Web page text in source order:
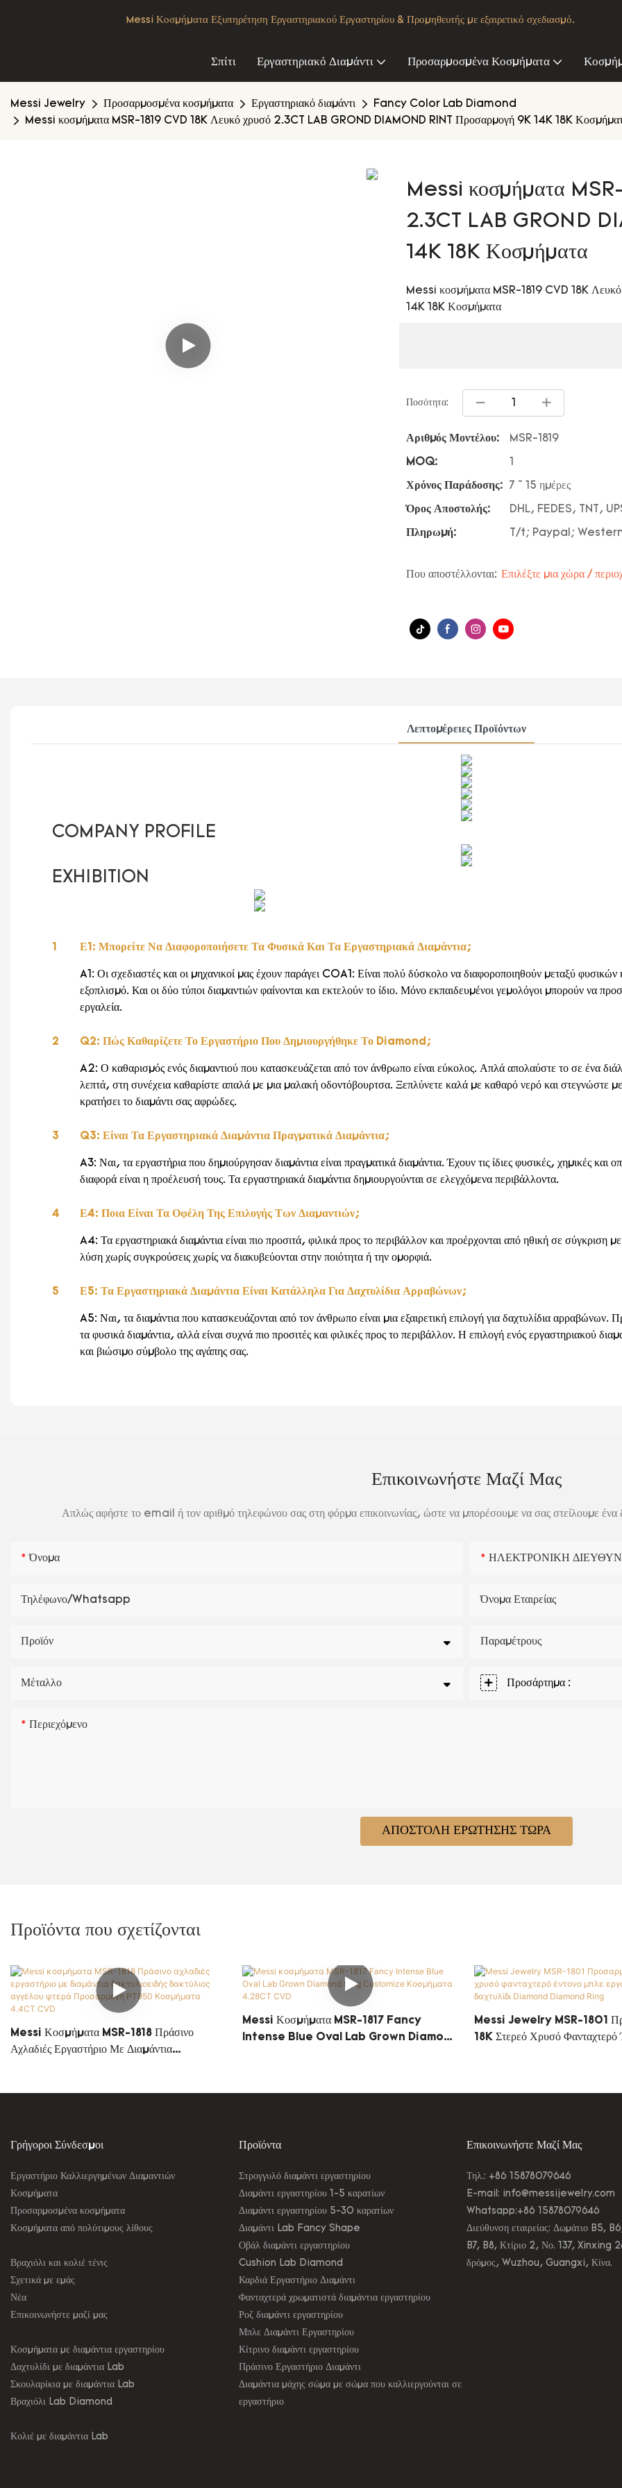
Messi Κοσμήματα Εξυπηρέτηση Εργαστηριακού Εργαστηρίου & Προμηθευτής με εξαιρετικό σχεδιασμό.
Σπίτι Εργαστηριακό Διαμάντι Προσαρμοσμένα Κοσμήματα
Messi Jewelry Προσαρμοσμένα κοσμήματα Εργαστηριακό διαμάντι
Fancy Color Lab Diamond
Messi κοσμήματα MSR-1819 CVD 18K Λευκό χρυσό 2.3CT LAB GROND DIAMOND RINT Προσαρμογή 9K 14K 18K
Messi κοσμήματα
2.3CT LAB GROND
14K 18K Κοσμήματα
Messi κοσμήματα MSR-1819 CVD 18K
14K 18K Κοσμήματα
Ποσότητα:
Αριθμός Μοντέλου: MSR-1819
MOQ: 1
Χρόνος Παράδοσης: 7 ~ 15 ημέρες
Όρος Αποστολής: DHL, FEDES, TNT,
Πληρωμή: T/t; Paypal;
Που αποστέλλονται: Επιλέξτε μια χώρα /
Λεπτομέρειες Προϊόντων
COMPANY PROFILE
EXHIBITION
1 Ε1: Μπορείτε Να Διαφοροποιήσετε Τα Φυσικά Και Τα Εργαστηριακά Διαμάντια;
A1: Οι σχεδιαστές και οι μηχανικοί μας έχουν παράγει COA1: Είναι πολύ δύσκολο να διαφοροποιηθούν μεταξύ φυσικών
εξοπλισμό. Και οι δύο τύποι διαμαντιών φαίνονται και εκτελούν το ίδιο. Μόνο εκπαιδευμένοι γεμολόγοι μπορούν να
εργαλεία.
2 Q2: Πώς Καθαρίζετε Το Εργαστήριο Που Δημιουργήθηκε Το Diamond;
A2: Ο καθαρισμός ενός διαμαντιού που κατασκευάζεται από τον άνθρωπο είναι εύκολος. Απλά απολαύστε το σε ένα
λεπτά, στη συνέχεια καθαρίστε απαλά με μια μαλακή οδοντόβουρτσα. Ξεπλύνετε καλά με καθαρό νερό και στεγνώστε
κρατήσει το διαμάντι σας αφρώδες.
3 Q3: Είναι Τα Εργαστηριακά Διαμάντια Πραγματικά Διαμάντια;
A3: Ναι, τα εργαστήρια που δημιούργησαν διαμάντια είναι πραγματικά διαμάντια. Έχουν τις ίδιες φυσικές, χημικές και
διαφορά είναι η προέλευσή τους. Τα εργαστηριακά διαμάντια δημιουργούνται σε ελεγχόμενα περιβάλλοντα.
4 Ε4: Ποια Είναι Τα Οφέλη Της Επιλογής Των Διαμαντιών;
A4: Τα εργαστηριακά διαμάντια είναι πιο προσιτά, φιλικά προς το περιβάλλον και προέρχονται από ηθική σε σύγκριση
λύση χωρίς συγκρούσεις χωρίς να διακυβεύονται στην ποιότητα ή την ομορφιά.
5 Ε5: Τα Εργαστηριακά Διαμάντια Είναι Κατάλληλα Για Δαχτυλίδια Αρραβώνων;
A5: Ναι, τα διαμάντια που κατασκευάζονται από τον άνθρωπο είναι μια εξαιρετική επιλογή για δαχτυλίδια αρραβώνων.
τα φυσικά διαμάντια, αλλά είναι συχνά πιο προσιτές και φιλικές προς το περιβάλλον. Η επιλογή ενός εργαστηριακού
και βιώσιμο σύμβολο της αγάπης σας.
Επικοινωνήστε Μαζί Μας
Απλώς αφήστε το email ή τον αριθμό τηλεφώνου σας στη φόρμα επικοινωνίας, ώστε να μπορέσουμε να σας στείλουμε
Όνομα ΗΛΕΚΤΡΟΝΙΚΗ
Τηλέφωνο/Whatsapp Όνομα Εταιρείας
Προϊόν Παραμέτρους
Μέταλλο Προσάρτημα :
Περιεχόμενο
ΑΠΟΣΤΟΛΉ ΕΡΏΤΗΣΗΣ ΤΏΡΑ
Προϊόντα που σχετίζονται
Messi Κοσμήματα MSR-1818 Πράσινο
Αχλαδιές Εργαστήριο Με Διαμάντια
Messi Κοσμήματα MSR-1817 Fancy
Intense Blue Oval Lab Grown Diamond
Messi Jewelry MSR-1801
18K Στερεό Χρυσό
Γρήγοροι Σύνδεσμοι
Εργαστήριο Καλλιεργημένων Διαμαντιών
Κοσμήματα
Προσαρμοσμένα κοσμήματα
Κοσμήματα από πολύτιμους λίθους
Βραχιόλι και κολιέ τένις
Σχετικά με εμάς
Νέα
Επικοινωνήστε μαζί μας
Κοσμήματα με διαμάντια εργαστηρίου
Δαχτυλίδι με διαμάντια Lab
Σκουλαρίκια με διαμάντια Lab
Βραχιόλι Lab Diamond
Κολιέ με διαμάντια Lab
Προϊόντα
Στρογγυλό διαμάντι εργαστηρίου
Διαμάντι εργαστηρίου 1-5 καρατίων
Διαμάντι εργαστηρίου 5-30 καρατίων
Διαμάντι Lab Fancy Shape
Οβάλ διαμάντι εργαστηρίου
Cushion Lab Diamond
Καρδιά Εργαστήριο Διαμάντι
Φανταχτερά χρωματιστά διαμάντια εργαστηρίου
Ροζ διαμάντι εργαστηρίου
Μπλε Διαμάντι Εργαστηρίου
Κίτρινο διαμάντι εργαστηρίου
Πράσινο Εργαστήριο Διαμάντι
Διαμάντια μάχης σώμα με σώμα που καλλιεργούνται σε
εργαστήριο
Επικοινωνήστε Μαζί Μας
Τηλ.: +86 15878079646
E-mail: info@messijewelry.com
Whatsapp:+86 15878079646
Διεύθυνση εταιρείας: Δωμάτιο B5,
B7, B8, Κτίριο 2, Νο. 137, Xinxing
δρόμος, Wuzhou, Guangxi, Κίνα.